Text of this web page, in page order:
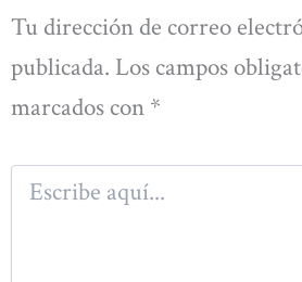
Tu dirección de correo
publicada. Los campos
marcados con *
Escribe
aquí...